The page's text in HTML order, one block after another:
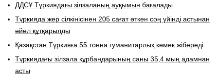
ДДСҰ Түркиядағы зілзаланың ауқымын бағалады
Түркияда жер сілкінісінен 205 сағат өткен соң үйінді астынан
әйел құтқарылды
Қазақстан Түркияға 55 тонна гуманитарлық көмек жібереді
Түркиядағы зілзала құрбандарының саны 35,4 мың адамнан
асты